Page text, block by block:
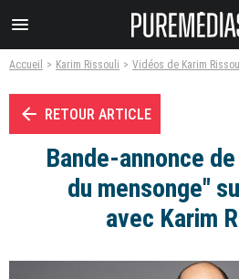
menu
Accueil Karim Rissouli Vidéos de Karim
arrow_left RETOUR ARTICLE
Bande-annonce
du mensonge"
avec Karim